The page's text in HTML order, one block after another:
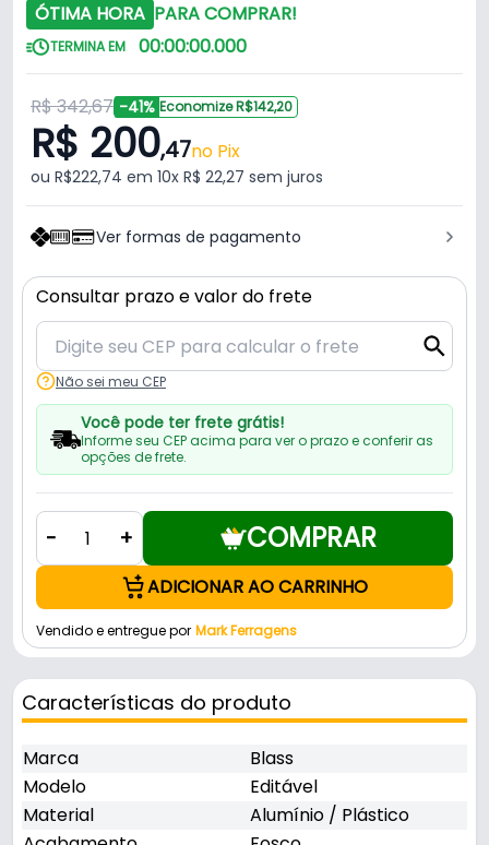
ÓTIMA HORA PARA COMPRAR!
TERMINA EM 00:00:00.000
R$ 342,67 -41% Economize R$142,20
R$ 200,47no Pix
ou R$222,74 em 10x R$ 22,27 sem juros
Ver formas de pagamento
Consultar prazo e valor do frete
Não sei meu CEP
Você pode ter frete grátis!
Informe seu CEP acima para ver o prazo e conferir as
opções de frete.
- + COMPRAR
ADICIONAR AO CARRINHO
Vendido e entregue por Mark Ferragens
Características do produto
Marca
Blass
Modelo
Editável
Material
Alumínio / Plástico